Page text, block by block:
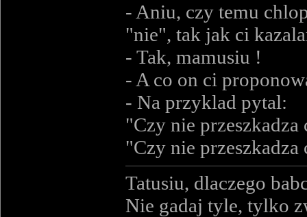
- Aniu, czy temu
"nie", tak jak ci
- Tak, mamusiu !
- A co on ci
- Na przyklad pytal:
"Czy nie
"Czy nie
Tatusiu, dlaczego
Nie gadaj tyle, tylko